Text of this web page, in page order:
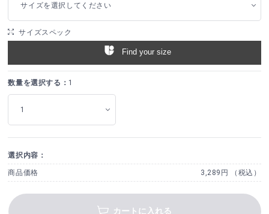
サイズを選択してください
サイズスペック
Find your size
数量を選択する： 1
選択内容：
商品価格 3,289円 （税込）
カートに入れる